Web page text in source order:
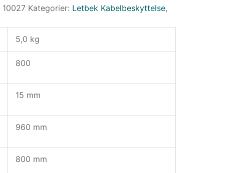
10027 Kategorier: Letbek Kabelbeskyttelse,
5,0 kg
800
15 mm
960 mm
800 mm